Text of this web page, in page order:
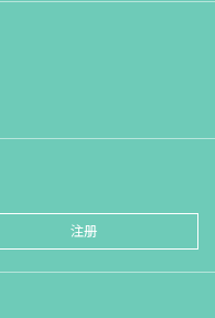
注册